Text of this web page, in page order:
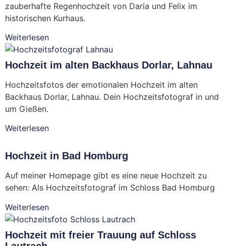
zauberhafte Regenhochzeit von Daria und Felix im
historischen Kurhaus.
Weiterlesen
Hochzeit im alten Backhaus Dorlar, Lahnau
Hochzeitsfotos der emotionalen Hochzeit im alten
Backhaus Dorlar, Lahnau. Dein Hochzeitsfotograf in und
um Gießen.
Weiterlesen
Hochzeit in Bad Homburg
Auf meiner Homepage gibt es eine neue Hochzeit zu
sehen: Als Hochzeitsfotograf im Schloss Bad Homburg
Weiterlesen
Hochzeit mit freier Trauung auf Schloss